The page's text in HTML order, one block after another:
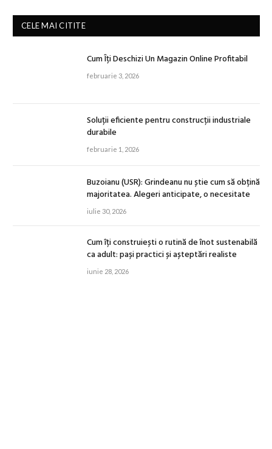
CELE MAI CITITE
Cum Îți Deschizi Un Magazin Online Profitabil
februarie 3, 2026
Soluții eficiente pentru construcții industriale
durabile
februarie 1, 2026
Buzoianu (USR): Grindeanu nu știe cum să obțină
majoritatea. Alegeri anticipate, o necesitate
iulie 30, 2026
Cum îți construiești o rutină de înot sustenabilă
ca adult: pași practici și așteptări realiste
iunie 28, 2026